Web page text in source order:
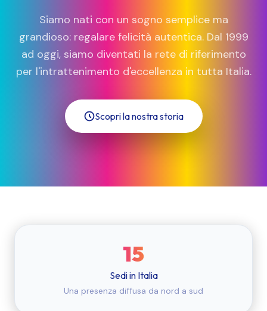
Siamo nati con un sogno semplice ma
grandioso: regalare felicità autentica. Dal 1999
ad oggi, siamo diventati la rete di riferimento
per l'intrattenimento d'eccellenza in tutta Italia.
Scopri la nostra storia
15
Sedi in Italia
Una presenza diffusa da nord a sud